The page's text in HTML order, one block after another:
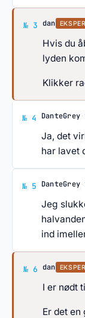
№ 3 Svar af
dan
Hvis du
lyden
Klikker
№ 4 Svar af
DanteGrey·
Ja, det
har lavet
№ 5 Svar af
DanteGrey·
Jeg
ind
№ 6 Svar af
dan
I er nødt
Er det